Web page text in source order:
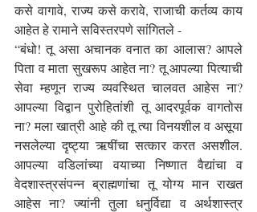
कसे वागावे, राज्य कसे करावे, राजाची कर्तव्य काय
आहेत हे रामाने सविस्तरपणे सांगितले -
“बंधो! तू असा अचानक वनात का आलास? आपले
पिता व माता सुखरूप आहेत ना? तू आपल्या पित्याची
सेवा म्हणून राज्य व्यवस्थित चालवत आहेस ना?
आपल्या विद्वान पुरोहितांशी तू आदरपूर्वक वागतोस
ना? मला खात्री आहे की तू त्या विनयशील व असूया
नसलेल्या दृष्ट्या ऋषींचा सत्कार करत असशील.
आपल्या वडिलांच्या वयाच्या निष्णात वैद्यांचा व
वेदशास्त्रसंपन्न ब्राह्मणांचा तू योग्य मान राखत
आहेस ना? ज्यांनी तुला धनुर्विद्या व अर्थशास्त्र